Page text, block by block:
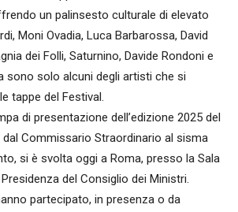
un palinsesto culturale di elevato
Moni Ovadia, Luca Barbarossa, David
dei Folli, Saturnino, Davide Rondoni e
sono solo alcuni degli artisti che si
tappe del Festival.
di presentazione dell’edizione 2025 del
Commissario Straordinario al sisma
si è svolta oggi a Roma, presso la Sala
del Consiglio dei Ministri.
partecipato, in presenza o da